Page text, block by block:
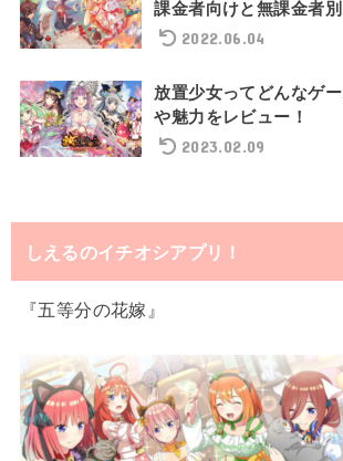
課金者向けと無課金者
2022.06.04
放置少女ってどんなゲ
や魅力をレビュー！
2023.02.09
しえるのイチオシアプリ！
『五等分の花嫁』